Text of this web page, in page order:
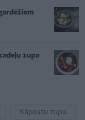
zupa
Kāpostu zupa